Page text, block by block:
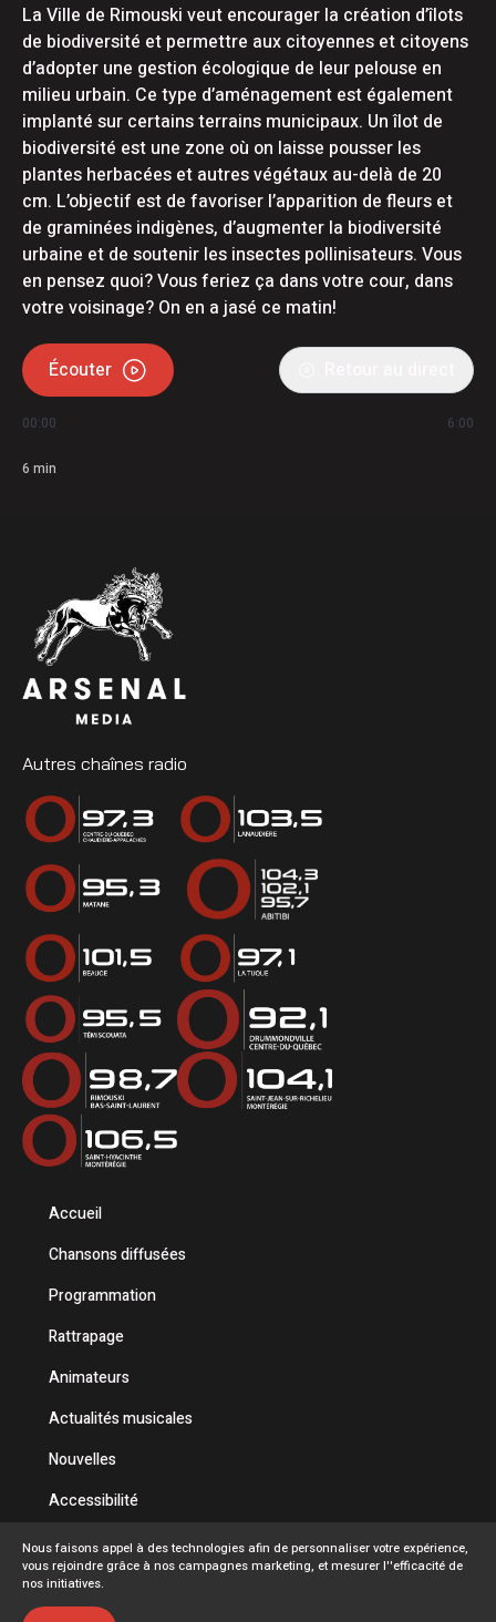
La Ville de Rimouski veut encourager la création d’îlots
de biodiversité et permettre aux citoyennes et citoyens
d’adopter une gestion écologique de leur pelouse en
milieu urbain. Ce type d’aménagement est également
implanté sur certains terrains municipaux. Un îlot de
biodiversité est une zone où on laisse pousser les
plantes herbacées et autres végétaux au-delà de 20
cm. L’objectif est de favoriser l’apparition de fleurs et
de graminées indigènes, d’augmenter la biodiversité
urbaine et de soutenir les insectes pollinisateurs. Vous
en pensez quoi? Vous feriez ça dans votre cour, dans
votre voisinage? On en a jasé ce matin!
Écouter
00:00 6:00
6 min
Autres chaînes radio
Accueil
Chansons diffusées
Programmation
Rattrapage
Animateurs
Actualités musicales
Nouvelles
Accessibilité
Politique de confidentialité
Conditions d'utilisation
Nous faisons appel à des technologies afin de personnaliser votre expérience,
vous rejoindre grâce à nos campagnes marketing, et mesurer l''efficacité de
nos initiatives.